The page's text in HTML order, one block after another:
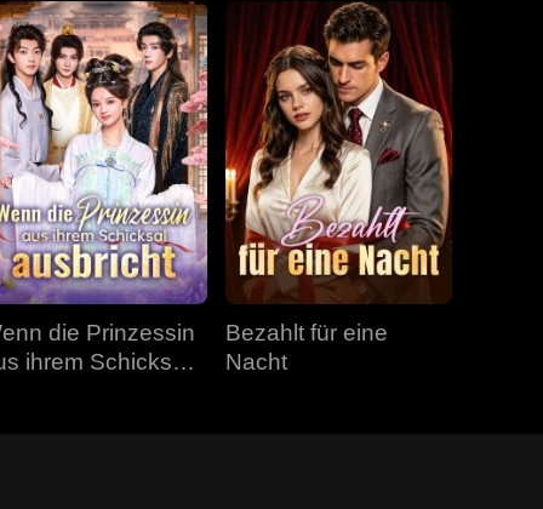
die Prinzessin
ihrem Schicksal
Bezahlt für eine
Nacht